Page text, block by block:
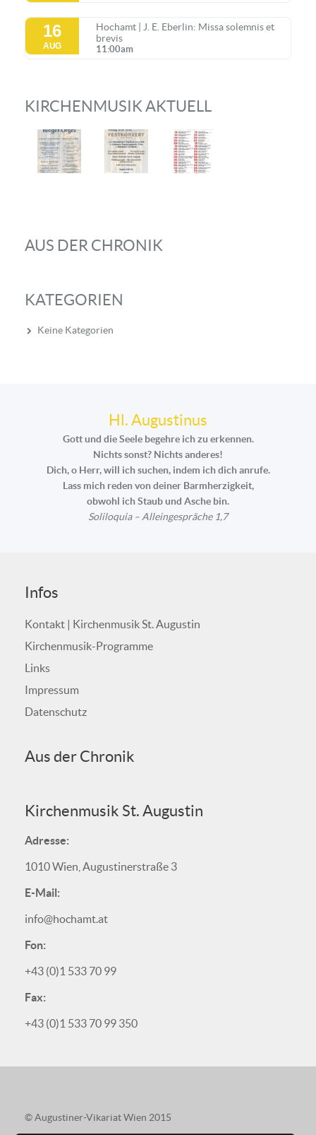
16
AUG
Hochamt | J. E. Eberlin: Missa solemnis et
brevis
11:00am
KIRCHENMUSIK AKTUELL
AUS DER CHRONIK
KATEGORIEN
Keine Kategorien
Hl. Augustinus
Gott und die Seele begehre ich zu erkennen.
Nichts sonst? Nichts anderes!
Dich, o Herr, will ich suchen, indem ich dich anrufe.
Lass mich reden von deiner Barmherzigkeit,
obwohl ich Staub und Asche bin.
Soliloquia – Alleingespräche 1,7
Infos
Kontakt | Kirchenmusik St. Augustin
Kirchenmusik-Programme
Links
Impressum
Datenschutz
Aus der Chronik
Kirchenmusik St. Augustin
Adresse:
1010 Wien, Augustinerstraße 3
E-Mail:
info@hochamt.at
Fon:
+43 (0)1 533 70 99
Fax:
+43 (0)1 533 70 99 350
© Augustiner-Vikariat Wien 2015